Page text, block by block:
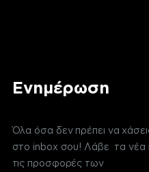
Ενημέρωση
Όλα όσα δεν πρέπει να
στο inbox σου! Λάβε τα νέα
τις προσφορές των